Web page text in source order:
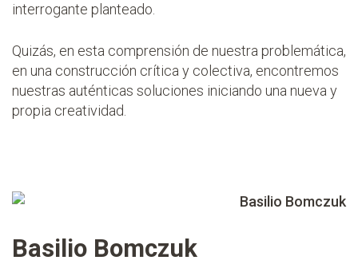
interrogante planteado.
Quizás, en esta comprensión de nuestra problemática,
en una construcción crítica y colectiva, encontremos
nuestras auténticas soluciones iniciando una nueva y
propia creatividad.
Basilio Bomczuk